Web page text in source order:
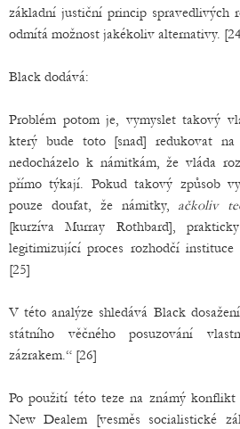
základní justiční princip spravedlivých
odmítá možnost jakékoliv alternativy.
Black dodává:
Problém potom je, vymyslet takový
který bude toto [snad] redukovat na
nedocházelo k námitkám, že vláda
přímo týkají. Pokud takový způsob
pouze doufat, že námitky, ačkoliv
[kurzíva Murray Rothbard],
legitimizující proces rozhodčí instituce
[25]
V této analýze shledává Black
státního věčného posuzování
zázrakem.“ [26]
Po použití této teze na známý konflikt
New Dealem [vesměs socialistické